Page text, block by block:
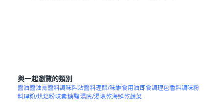
與一起瀏覽的類別
醬油醬油膏醬料調味料沾醬料理醋/味醂食用油即食調理包香料調味粉
料理粉/烘焙粉味素糖鹽湯底/湯塊乾海鮮乾蔬菜